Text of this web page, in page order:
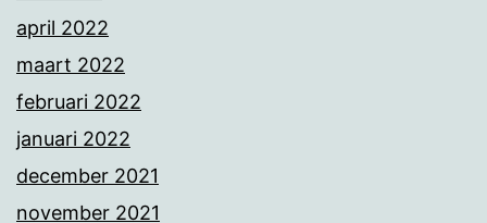
april 2022
maart 2022
februari 2022
januari 2022
december 2021
november 2021